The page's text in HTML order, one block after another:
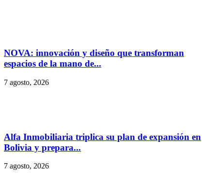
NOVA: innovación y diseño que transforman
espacios de la mano de...
7 agosto, 2026
Alfa Inmobiliaria triplica su plan de expansión en
Bolivia y prepara...
7 agosto, 2026